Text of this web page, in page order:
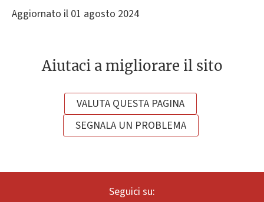
Aggiornato il 01 agosto 2024
Aiutaci a migliorare il sito
VALUTA QUESTA PAGINA
SEGNALA UN PROBLEMA
Seguici su: